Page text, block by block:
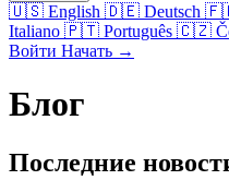
🇺🇸 English 🇩🇪 Deutsch
Italiano 🇵🇹 Português 🇨🇿
Войти Начать →
Блог
Последние